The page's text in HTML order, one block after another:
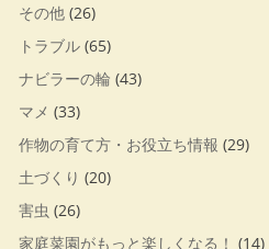
その他 (26)
トラブル (65)
ナビラーの輪 (43)
マメ (33)
作物の育て方・お役立ち情報 (29)
土づくり (20)
害虫 (26)
家庭菜園がもっと楽しくなる！ (14)